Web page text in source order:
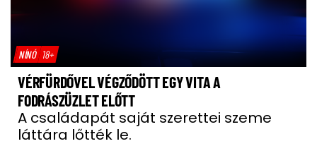
NÍNÓ 18+
VÉRFÜRDŐVEL VÉGZŐDÖTT EGY VITA A
FODRÁSZÜZLET ELŐTT
A családapát saját szerettei szeme
láttára lőtték le.